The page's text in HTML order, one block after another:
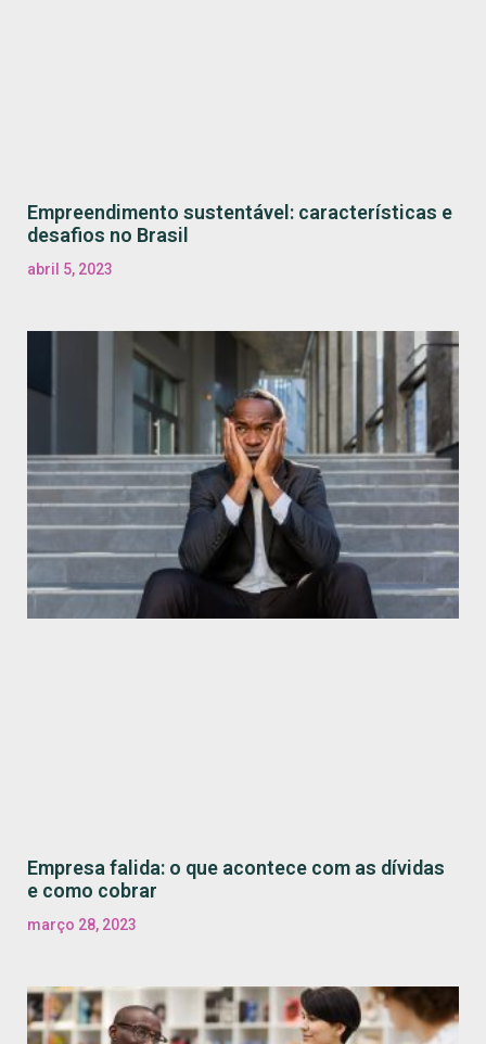
Empreendimento sustentável: características e
desafios no Brasil
abril 5, 2023
Empresa falida: o que acontece com as dívidas
e como cobrar
março 28, 2023